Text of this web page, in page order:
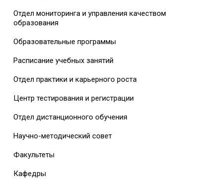
Отдел мониторинга и управления качеством
образования
Образовательные программы
Расписание учебных занятий
Отдел практики и карьерного роста
Центр тестирования и регистрации
Отдел дистанционного обучения
Научно-методический совет
Факультеты
Кафедры